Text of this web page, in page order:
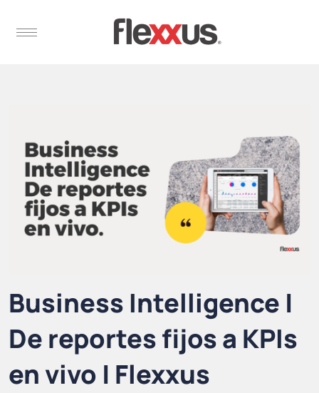
Business Intelligence |
De reportes fijos a KPIs
en vivo | Flexxus